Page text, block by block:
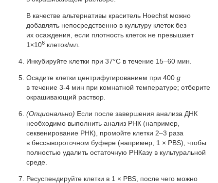
В качестве альтернативы краситель Hoechst можно
добавлять непосредственно в культуру клеток без
их осаждения, если плотность клеток не превышает
1×106 клеток/мл.
Инкубируйте клетки при 37°C в течение 15–60 мин.
Осадите клетки центрифугированием при 400 g
в течение 3-4 мин при комнатной температуре; отберите
окрашивающий раствор.
(Опционально) Если после завершения анализа ДНК
необходимо выполнить анализ РНК (например,
секвенирование РНК), промойте клетки 2–3 раза
в бессывороточном буфере (например, 1 × PBS), чтобы
полностью удалить остаточную РНКазу в культуральной
среде.
Ресуспендируйте клетки в 1 × PBS, после чего можно